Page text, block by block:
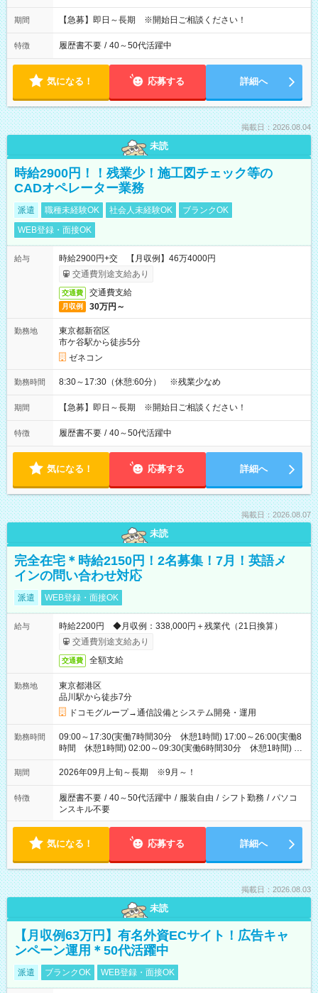
期間 【急募】即日～長期 ※開始日ご相談ください！
特徴 履歴書不要 / 40～50代活躍中
気になる！ 応募する 詳細へ
掲載日：2026.08.04
未読
時給2900円！！残業少！施工図チェック等の
CADオペレーター業務
派遣 職種未経験OK 社会人未経験OK
ブランクOK
WEB登録・面接OK
給与
時給2900円+交 【月収例】46万4000円
交通費別途支給あり
交通費 交通費支給
月収例 30万円～
勤務地
東京都新宿区
市ケ谷駅から徒歩5分
ゼネコン
勤務時間 8:30～17:30（休憩:60分） ※残業少なめ
期間 【急募】即日～長期 ※開始日ご相談ください！
特徴 履歴書不要 / 40～50代活躍中
気になる！ 応募する 詳細へ
掲載日：2026.08.07
未読
完全在宅＊時給2150円！2名募集！7月！英語メ
インの問い合わせ対応
派遣 WEB登録・面接OK
給与
時給2200円 ◆月収例：338,000円＋残業代（21日換算）
交通費別途支給あり
交通費 全額支給
勤務地
東京都港区
品川駅から徒歩7分
ドコモグループ→通信設備とシステム開発・運用
勤務時間
09:00～17:30(実働7時間30分 休憩1時間) 17:00～26:00(実働8
時間 休憩1時間) 02:00～09:30(実働6時間30分 休憩1時間) ※
日勤は就業時間1/夜勤は就業時間2.3を連続で行って頂きます
期間 2026年09月上旬～長期 ※9月～！
特徴 履歴書不要 / 40～50代活躍中 / 服装自由 / シフト勤務 / パソコ
ンスキル不要
気になる！ 応募する 詳細へ
掲載日：2026.08.03
未読
【月収例63万円】有名外資ECサイト！広告キャ
ンペーン運用＊50代活躍中
派遣 ブランクOK WEB登録・面接OK